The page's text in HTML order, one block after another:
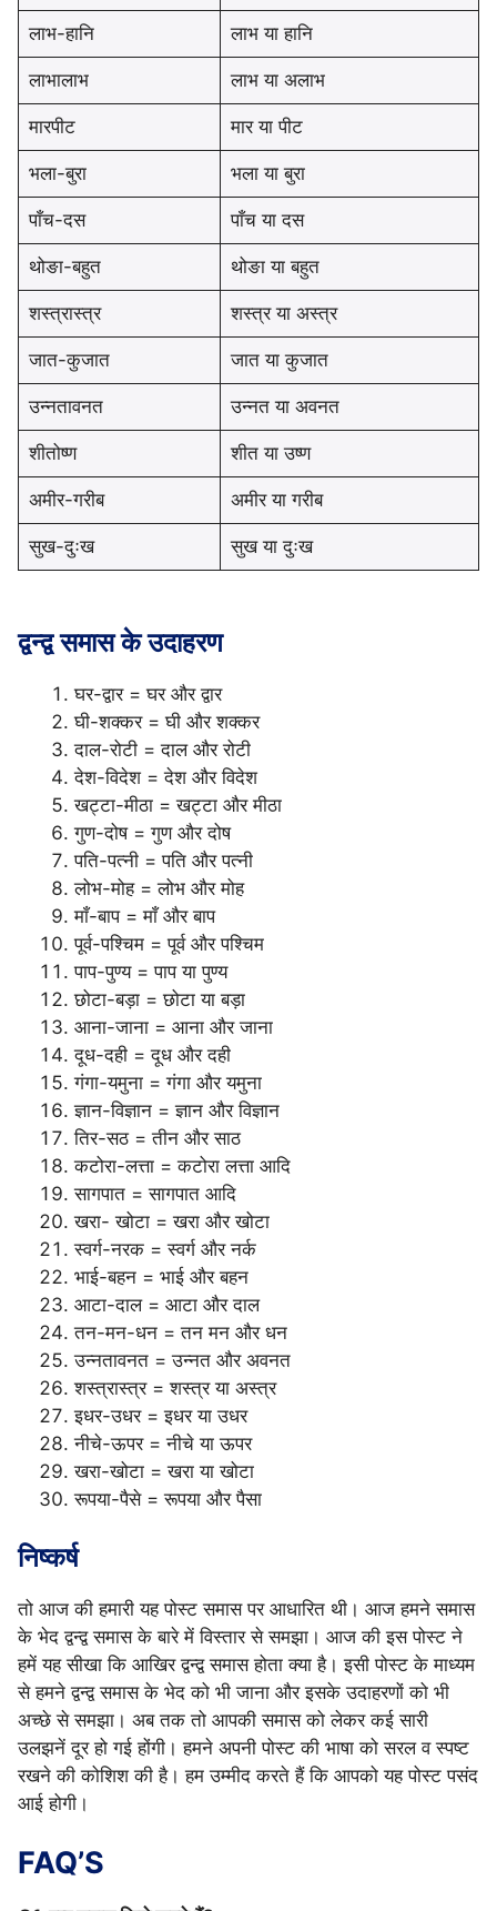
लाभ-हानि लाभ या हानि
लाभालाभ लाभ या अलाभ
मारपीट मार या पीट
भला-बुरा भला या बुरा
पाँच-दस पाँच या दस
थोङा-बहुत थोङा या बहुत
शस्त्रास्त्र शस्त्र या अस्त्र
जात-कुजात जात या कुजात
उन्नतावनत उन्नत या अवनत
शीतोष्ण शीत या उष्ण
अमीर-गरीब अमीर या गरीब
सुख-दुःख सुख या दुःख
द्वन्द्व समास के उदाहरण
घर-द्वार = घर और द्वार
घी-शक्कर = घी और शक्कर
दाल-रोटी = दाल और रोटी
देश-विदेश = देश और विदेश
खट्टा-मीठा = खट्टा और मीठा
गुण-दोष = गुण और दोष
पति-पत्नी = पति और पत्नी
लोभ-मोह = लोभ और मोह
माँ-बाप = माँ और बाप
पूर्व-पश्चिम = पूर्व और पश्चिम
पाप-पुण्य = पाप या पुण्य
छोटा-बड़ा = छोटा या बड़ा
आना-जाना = आना और जाना
दूध-दही = दूध और दही
गंगा-यमुना = गंगा और यमुना
ज्ञान-विज्ञान = ज्ञान और विज्ञान
तिर-सठ = तीन और साठ
कटोरा-लत्ता = कटोरा लत्ता आदि
सागपात = सागपात आदि
खरा- खोटा = खरा और खोटा
स्वर्ग-नरक = स्वर्ग और नर्क
भाई-बहन = भाई और बहन
आटा-दाल = आटा और दाल
तन-मन-धन = तन मन और धन
उन्नतावनत = उन्नत और अवनत
शस्त्रास्त्र = शस्त्र या अस्त्र
इधर-उधर = इधर या उधर
नीचे-ऊपर = नीचे या ऊपर
खरा-खोटा = खरा या खोटा
रूपया-पैसे = रूपया और पैसा
निष्कर्ष
तो आज की हमारी यह पोस्ट समास पर आधारित थी। आज हमने समास
के भेद द्वन्द्व समास के बारे में विस्तार से समझा। आज की इस पोस्ट ने
हमें यह सीखा कि आखिर द्वन्द्व समास होता क्या है। इसी पोस्ट के माध्यम
से हमने द्वन्द्व समास के भेद को भी जाना और इसके उदाहरणों को भी
अच्छे से समझा। अब तक तो आपकी समास को लेकर कई सारी
उलझनें दूर हो गई होंगी। हमने अपनी पोस्ट की भाषा को सरल व स्पष्ट
रखने की कोशिश की है। हम उम्मीद करते हैं कि आपको यह पोस्ट पसंद
आई होगी।
FAQ’S